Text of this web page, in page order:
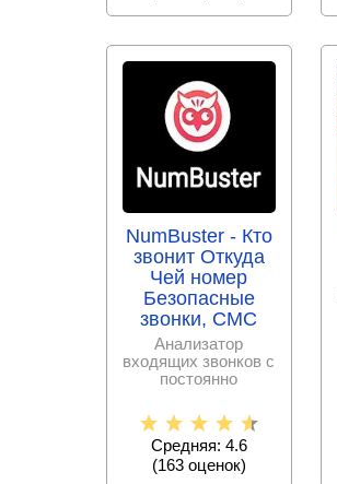
NumBuster - Кто
звонит Откуда
Чей номер
Безопасные
звонки, СМС
Анализатор
входящих звонков с
постоянно
спам – номеров,
Средняя: 4.6
(163оценок)